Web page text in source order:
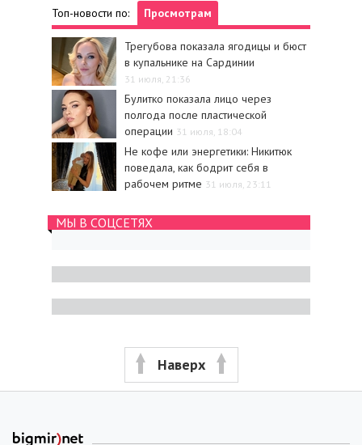
Топ-новости по: Просмотрам
Трегубова показала ягодицы и бюст
в купальнике на Сардинии
31 июля, 21:36
Булитко показала лицо через
полгода после пластической
операции 31 июля, 18:04
Не кофе или энергетики: Никитюк
поведала, как бодрит себя в
рабочем ритме 31 июля, 23:11
МЫ В СОЦСЕТЯХ
Наверх